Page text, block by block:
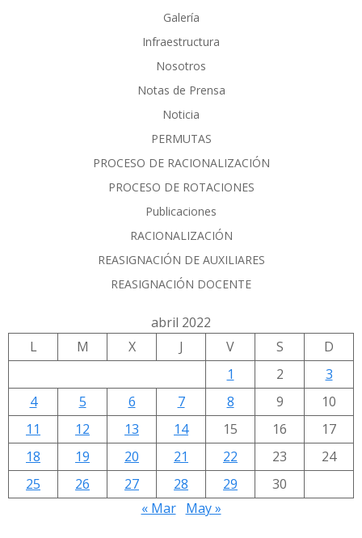
Galería
Infraestructura
Nosotros
Notas de Prensa
Noticia
PERMUTAS
PROCESO DE RACIONALIZACIÓN
PROCESO DE ROTACIONES
Publicaciones
RACIONALIZACIÓN
REASIGNACIÓN DE AUXILIARES
REASIGNACIÓN DOCENTE
abril 2022
L
M X J V S
D
1
2
3
4
5 6 7 8 9
10
11
12 13 14 15 16
17
18
19 20 21 22 23
24
25
26 27 28 29
30
« Mar
May »